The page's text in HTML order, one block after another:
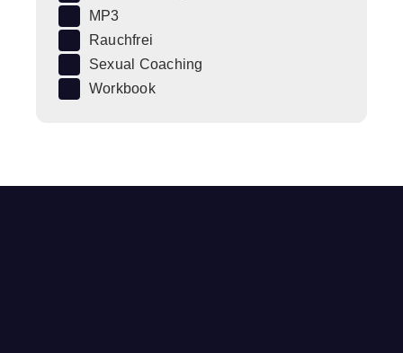
MP3
Rauchfrei
Sexual Coaching
Workbook